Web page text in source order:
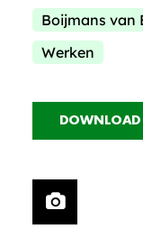
Boijmans van
Werken
DOWNLOAD